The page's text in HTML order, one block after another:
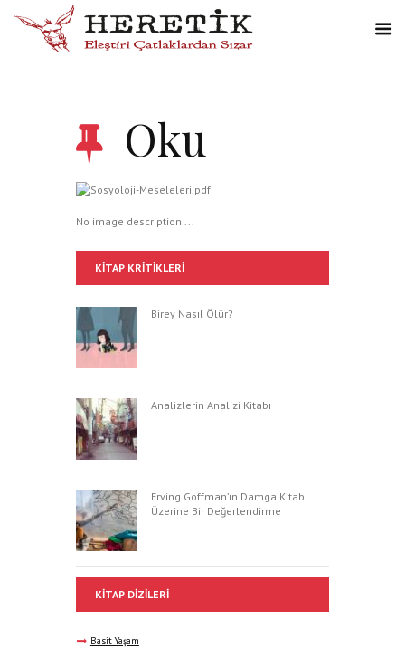
Oku
No image description ...
KITAP KRITIKLERI
Birey Nasıl Ölür?
Analizlerin Analizi Kitabı
Erving Goffman’ın Damga Kitabı
Üzerine Bir Değerlendirme
KITAP DIZILERI
Basit Yaşam